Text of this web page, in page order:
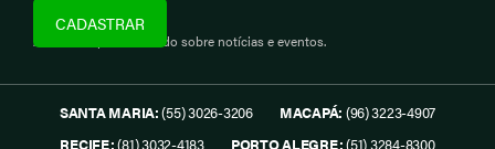
Assine e fique informado sobre notícias e eventos.
SANTA MARIA:(55) 3026-3206 MACAPÁ: (96) 3223-4907
RECIFE:(81) 3032-4183 PORTO ALEGRE:(51) 3284-8300